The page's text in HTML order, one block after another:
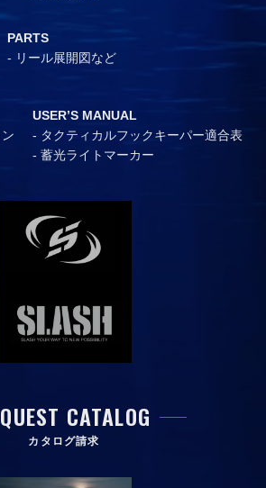
PARTS
リール展開図など
USER’S MANUAL
タクティカルフックキーパー適合表
蓄光ライトマーカー
CATALOG
カタログ請求